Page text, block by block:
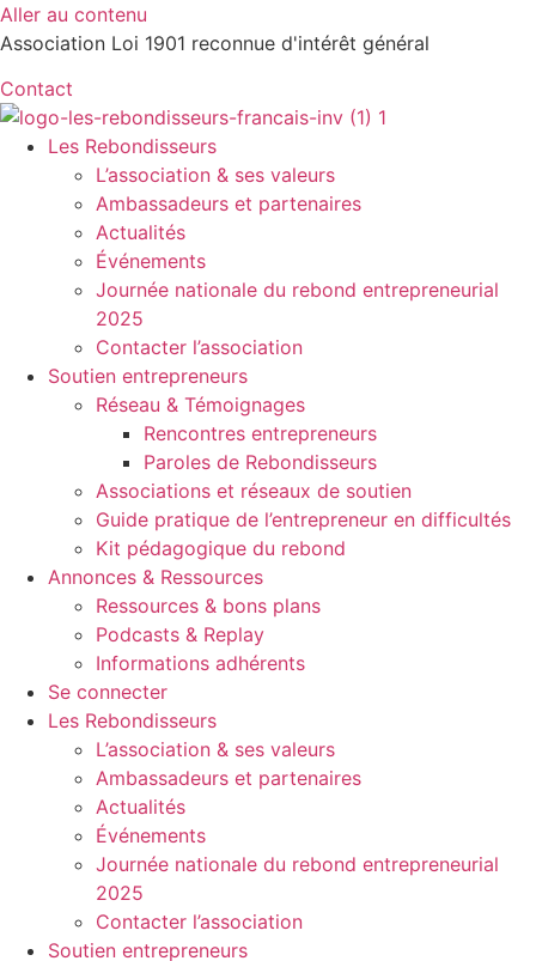
Aller au contenu
Association Loi 1901 reconnue d'intérêt général
Contact
Les Rebondisseurs
L’association & ses valeurs
Ambassadeurs et partenaires
Actualités
Événements
Journée nationale du rebond entrepreneurial
2025
Contacter l’association
Soutien entrepreneurs
Réseau & Témoignages
Rencontres entrepreneurs
Paroles de Rebondisseurs
Associations et réseaux de soutien
Guide pratique de l’entrepreneur en difficultés
Kit pédagogique du rebond
Annonces & Ressources
Ressources & bons plans
Podcasts & Replay
Informations adhérents
Se connecter
Les Rebondisseurs
L’association & ses valeurs
Ambassadeurs et partenaires
Actualités
Événements
Journée nationale du rebond entrepreneurial
2025
Contacter l’association
Soutien entrepreneurs